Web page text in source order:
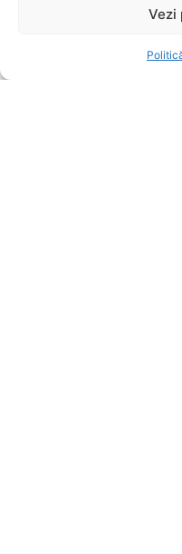
Vezi